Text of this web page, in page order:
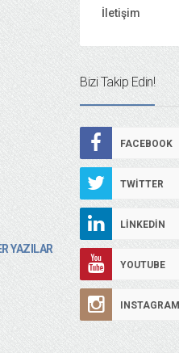
YAZILAR
İletişim
Bizi Takip Edin!
FACEBOOK
TWITTER
LINKEDIN
YOUTUBE
INSTAGRAM